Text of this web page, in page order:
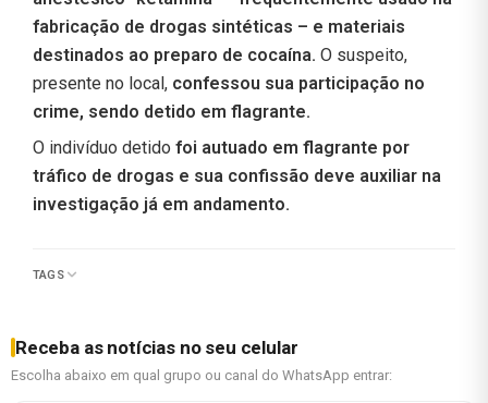
fabricação de drogas sintéticas – e materiais
destinados ao preparo de cocaína. O suspeito,
presente no local, confessou sua participação no
crime, sendo detido em flagrante.
O indivíduo detido foi autuado em flagrante por
tráfico de drogas e sua confissão deve auxiliar na
investigação já em andamento.
TAGS
Receba as notícias no seu celular
Escolha abaixo em qual grupo ou canal do WhatsApp entrar: